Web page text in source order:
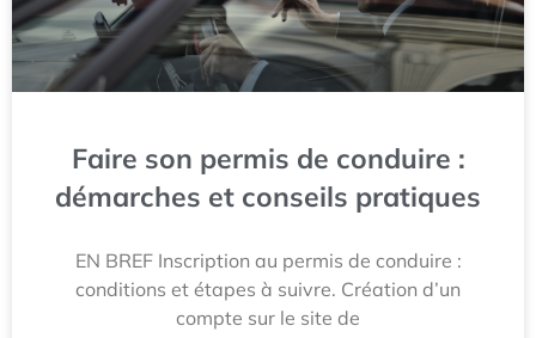
Faire son permis de conduire :
démarches et conseils pratiques
EN BREF Inscription au permis de conduire :
conditions et étapes à suivre. Création d’un
compte sur le site de